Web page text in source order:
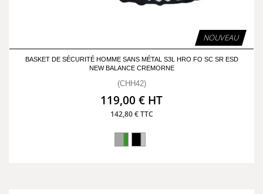
NOUVEAU
BASKET DE SÉCURITÉ HOMME SANS MÉTAL S3L HRO FO SC SR ESD
NEW BALANCE CREMORNE
(CHH42)
119,00 € HT
142,80 € TTC